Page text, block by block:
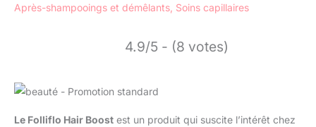
Après-shampooings et démêlants Soins capillaires
4.9/5 - (8 votes)
Le Folliflo Hair Boost est un produit qui suscite l’intérêt chez